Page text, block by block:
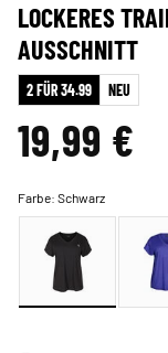
LOCKERES
AUSSCHNITT
2 FÜR 34.99 NEU
19,99 €
Farbe:Schwarz